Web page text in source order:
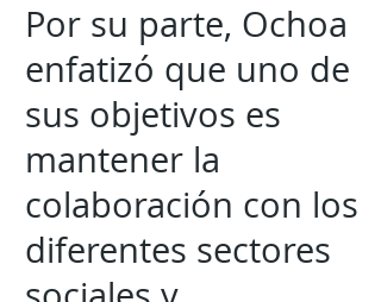
Por su parte, Ochoa
enfatizó que uno de
sus objetivos es
mantener la
colaboración con los
diferentes sectores